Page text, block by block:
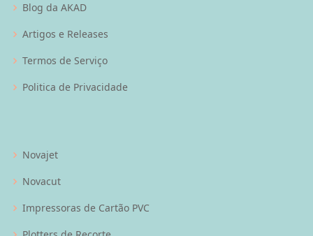
Blog da AKAD
Artigos e Releases
Termos de Serviço
Politica de Privacidade
Novajet
Novacut
Impressoras de Cartão PVC